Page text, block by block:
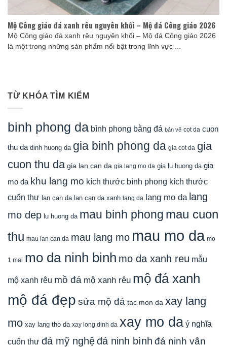
Mộ Công giáo đá xanh rêu nguyên khối – Mộ đá Công giáo 2026
Mộ Công giáo đá xanh rêu nguyên khối – Mộ đá Công giáo 2026
là một trong những sản phẩm nổi bật trong lĩnh vực ...
TỪ KHÓA TÌM KIẾM
binh phong da bình phong bằng đá bản vẽ cot da cuon
thu da dinh huong da gia binh phong da gia cot da gia
cuon thu da gia lan can da gia lang mo da gia lu huong da gia
mo da khu lang mo kích thước bình phong kích thước
cuốn thư lan can da lan can da xanh lang da lang mo da lang
mo dep lu huong da mau binh phong mau cuon
thu mau lan can da mau lang mo mau mo da mo
1 mai mo da ninh binh mo da xanh reu mẫu
mộ xanh rêu mồ đá mộ xanh rêu mộ đá xanh
mộ đá đẹp sửa mộ đá tac mon da xay lang
mo xay lang tho da xay long dinh da xay mo da ý nghĩa
cuốn thư đá mỹ nghệđá ninh bình đá ninh vân